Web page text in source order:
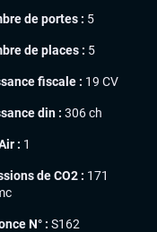
de portes : 5
de places : 5
fiscale : 19 CV
din : 306 ch
: 1
de CO2 : 171
N° : S162